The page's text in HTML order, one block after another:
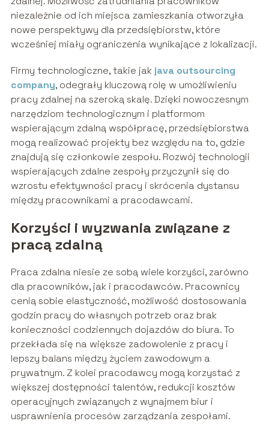
niezależnie od ich miejsca zamieszkania otworzyła
nowe perspektywy dla przedsiębiorstw, które
wcześniej miały ograniczenia wynikające z lokalizacji.
Firmy technologiczne, takie jak java outsourcing
company, odegrały kluczową rolę w umożliwieniu
pracy zdalnej na szeroką skalę. Dzięki nowoczesnym
narzędziom technologicznym i platformom
wspierającym zdalną współpracę, przedsiębiorstwa
mogą realizować projekty bez względu na to, gdzie
znajdują się członkowie zespołu. Rozwój technologii
wspierających zdalne zespoły przyczynił się do
wzrostu efektywności pracy i skrócenia dystansu
między pracownikami a pracodawcami.
Korzyści i wyzwania związane z
pracą zdalną
Praca zdalna niesie ze sobą wiele korzyści, zarówno
dla pracowników, jak i pracodawców. Pracownicy
cenią sobie elastyczność, możliwość dostosowania
godzin pracy do własnych potrzeb oraz brak
konieczności codziennych dojazdów do biura. To
przekłada się na większe zadowolenie z pracy i
lepszy balans między życiem zawodowym a
prywatnym. Z kolei pracodawcy mogą korzystać z
większej dostępności talentów, redukcji kosztów
operacyjnych związanych z wynajmem biur i
usprawnienia procesów zarządzania zespołami.